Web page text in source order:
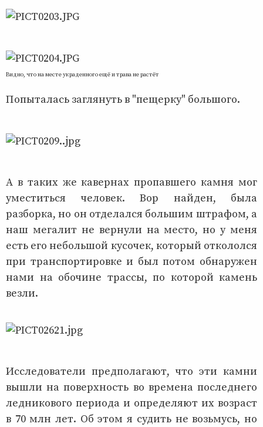
Видно, что на месте украденного ещё и трава не растёт
Попыталась заглянуть в "пещерку" большого.
А в таких же кавернах пропавшего камня мог
уместиться человек. Вор найден, была
разборка, но он отделался большим штрафом, а
наш мегалит не вернули на место, но у меня
есть его небольшой кусочек, который откололся
при транспортировке и был потом обнаружен
нами на обочине трассы, по которой камень
везли.
Исследователи предполагают, что эти камни
вышли на поверхность во времена последнего
ледникового периода и определяют их возраст
в 70 млн лет. Об этом я судить не возьмусь, но